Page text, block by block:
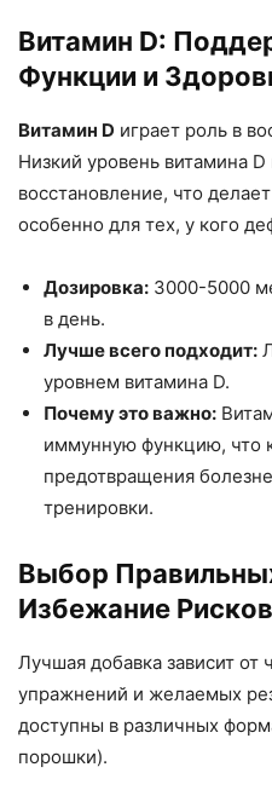
Витамин D:
Функции и
Витамин D играет роль в
Низкий уровень витамина
восстановление, что
особенно для тех, у кого
Дозировка: 3000-5000
в день.
Лучше всего подходит:
уровнем витамина D.
Почему это важно:
иммунную функцию, что
предотвращения
тренировки.
Выбор
Избежание Рисков
Лучшая добавка зависит от
упражнений и желаемых
доступны в различных
порошки).